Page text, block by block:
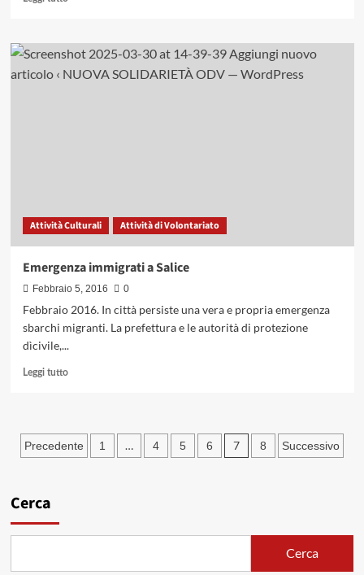
su
Nuova
Solidarietà
Attività Culturali Attività di Volontariato
Emergenza immigrati a Salice
Febbraio 5, 2016 0
Febbraio 2016. In città persiste una vera e propria emergenza
sbarchi migranti. La prefettura e le autorità di protezione
dìcivile,...
Leggi tuttoLeggi
immigrati
Paginazione
articoli
Precedente 1 … 4 5 6 7 8 Successivo
Cerca
Cerca